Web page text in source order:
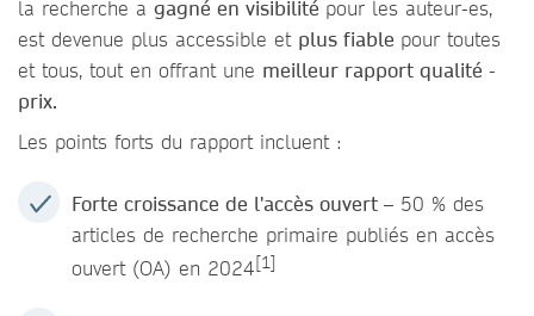
la recherche a gagné en visibilité pour les auteur-es,
est devenue plus accessible et plus fiable pour toutes
et tous, tout en offrant une meilleur rapport qualité -
prix.
Les points forts du rapport incluent :
Forte croissance de l'accès ouvert – 50 % des
articles de recherche primaire publiés en accès
ouvert (OA) en 2024[1]